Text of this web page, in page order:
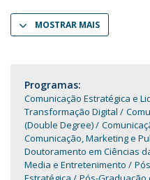
MOSTRAR MAIS
Programas:
Comunicação Estratégica e
Transformação Digital
(Double Degree)
Comunicação, Marketing e
Doutoramento em Ciências
Media e Entretenimento